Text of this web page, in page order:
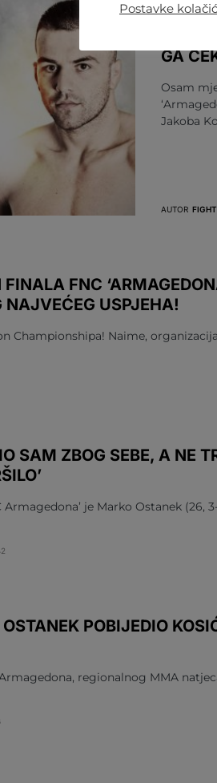
I
GA
Osam
Jakoba
AUTOR
FNC
NAJVEĆEG USPJEHA!
Championshipa! Naime,
SAM ZBOG SEBE, A NE
je Marko Ostanek (26,
POBIJEDIO
regionalnog MMA
Postavke